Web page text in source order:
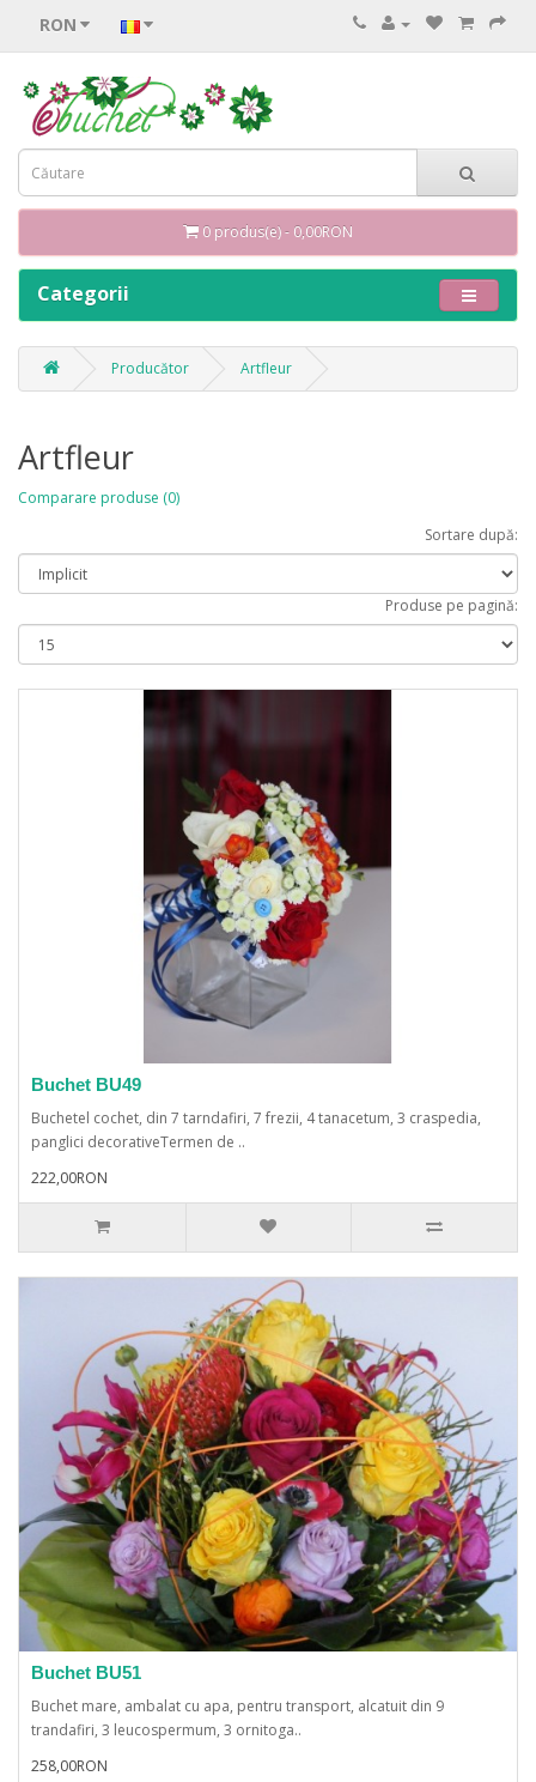
RON
0 produs(e) - 0,00RON
Categorii
Producător Artfleur
Artfleur
Comparare produse (0)
Sortare după:
Produse pe pagină:
Buchet BU49
Buchetel cochet, din 7 tarndafiri, 7 frezii, 4 tanacetum, 3 craspedia,
panglici decorativeTermen de ..
222,00RON
Buchet BU51
Buchet mare, ambalat cu apa, pentru transport, alcatuit din 9
trandafiri, 3 leucospermum, 3 ornitoga..
258,00RON